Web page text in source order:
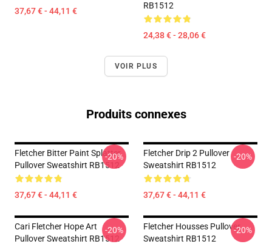
37,67 € - 44,11 €
RB1512
24,38 € - 28,06 €
VOIR PLUS
Produits connexes
Fletcher Bitter Paint Splatter
Pullover Sweatshirt RB1512
37,67 € - 44,11 €
-20%
Fletcher Drip 2 Pullover
Sweatshirt RB1512
37,67 € - 44,11 €
-20%
Cari Fletcher Hope Art
Pullover Sweatshirt RB1512
-20%
Fletcher Housses Pullover
Sweatshirt RB1512
-20%